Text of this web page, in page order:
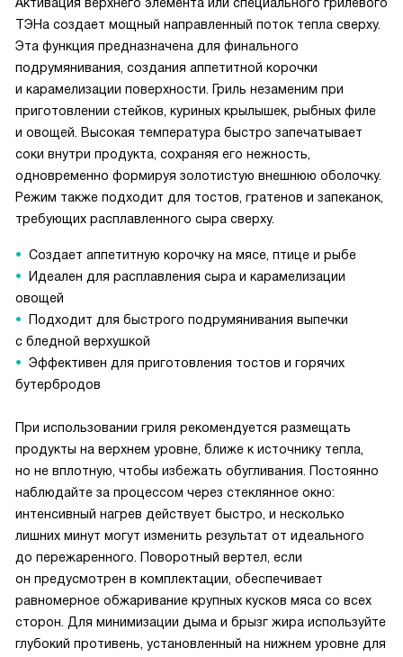
Активация верхнего элемента или специального грилевого
ТЭНа создает мощный направленный поток тепла сверху.
Эта функция предназначена для финального
подрумянивания, создания аппетитной корочки
и карамелизации поверхности. Гриль незаменим при
приготовлении стейков, куриных крылышек, рыбных филе
и овощей. Высокая температура быстро запечатывает
соки внутри продукта, сохраняя его нежность,
одновременно формируя золотистую внешнюю оболочку.
Режим также подходит для тостов, гратенов и запеканок,
требующих расплавленного сыра сверху.
Создает аппетитную корочку на мясе, птице и рыбе
Идеален для расплавления сыра и карамелизации
овощей
Подходит для быстрого подрумянивания выпечки
с бледной верхушкой
Эффективен для приготовления тостов и горячих
бутербродов
При использовании гриля рекомендуется размещать
продукты на верхнем уровне, ближе к источнику тепла,
но не вплотную, чтобы избежать обугливания. Постоянно
наблюдайте за процессом через стеклянное окно:
интенсивный нагрев действует быстро, и несколько
лишних минут могут изменить результат от идеального
до пережаренного. Поворотный вертел, если
он предусмотрен в комплектации, обеспечивает
равномерное обжаривание крупных кусков мяса со всех
сторон. Для минимизации дыма и брызг жира используйте
глубокий противень, установленный на нижнем уровне для